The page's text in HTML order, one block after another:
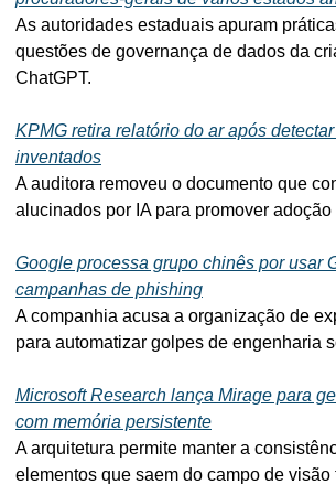
As autoridades estaduais apuram
questões de governança de dados da
ChatGPT.
KPMG retira relatório do ar após
inventados
A auditora removeu o documento que
alucinados por IA para promover adoção
Google processa grupo chinês por usar
campanhas de phishing
A companhia acusa a organização de
para automatizar golpes de engenharia
Microsoft Research lança Mirage para
com memória persistente
A arquitetura permite manter a
elementos que saem do campo de visão